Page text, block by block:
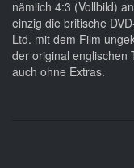
nämlich 4:3 (Vollbild)
einzig die britische
Ltd. mit dem Film
der original englischen
auch ohne Extras.